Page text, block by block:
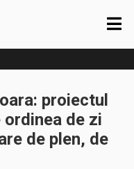
proiectul
ordinea de zi
de plen, de